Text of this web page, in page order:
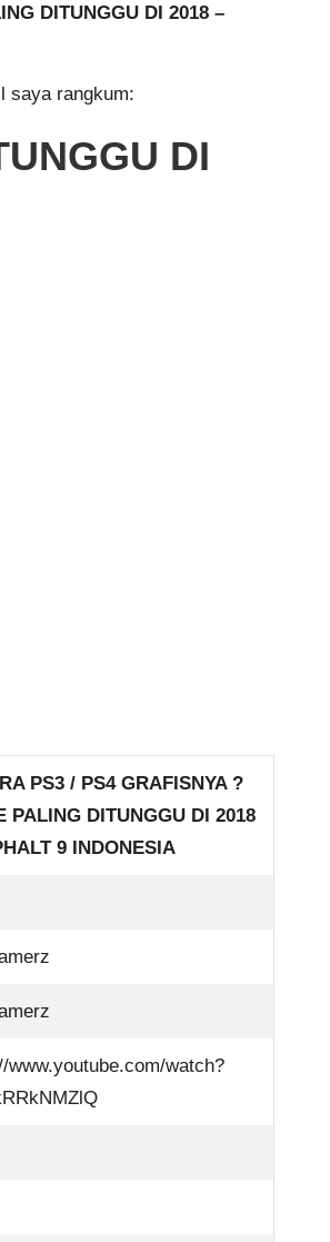
DITUNGGU DI 2018 –
saya rangkum:
DI
PS3 / PS4 GRAFISNYA ?
PALING DITUNGGU DI 2018
9 INDONESIA
www.youtube.com/watch?